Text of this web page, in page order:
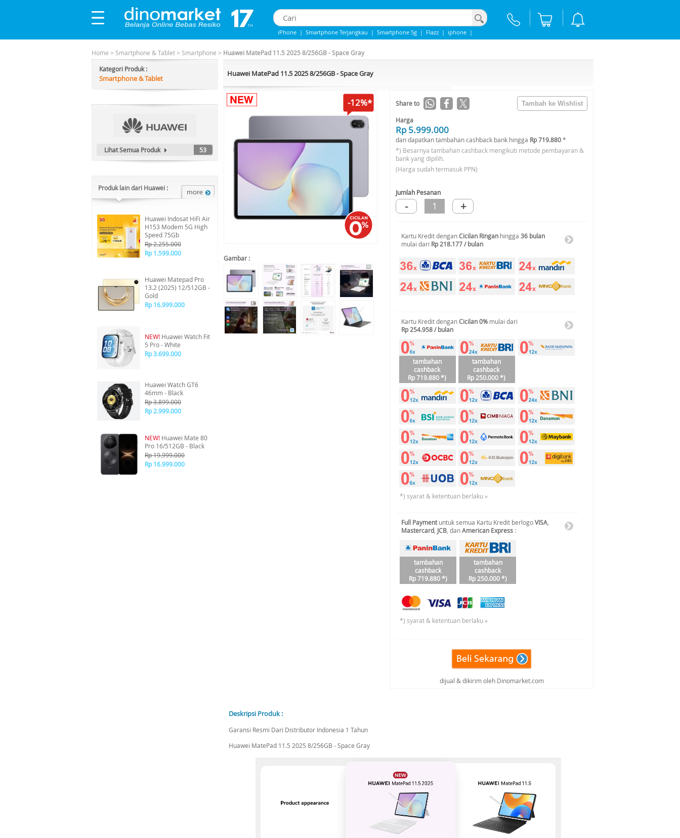
iPhone | Smartphone Terjangkau | Smartphone 5g | Flazz | iphone |
Home > Smartphone & Tablet> Smartphone > Huawei MatePad 11.5 2025 8/256GB - Space Gray
Kategori Produk :
Smartphone & Tablet
Lihat Semua Produk 53
Produk lain dari Huawei :
Huawei Indosat HiFi Air
H153 Modem 5G High
Speed 75Gb
Rp 2.255.000
Rp 1.599.000
Huawei Matepad Pro
13.2 (2025) 12/512GB -
Gold
Rp 16.999.000
NEW! Huawei Watch Fit
5 Pro - White
Rp 3.699.000
Huawei Watch GT6
46mm - Black
Rp 3.899.000
Rp 2.999.000
NEW! Huawei Mate 80
Pro 16/512GB - Black
Rp 19.999.000
Rp 16.999.000
Huawei MatePad 11.5 2025 8/256GB - Space Gray
-12%*
Gambar :
Share to
Harga
Rp 5.999.000
dan dapatkan tambahan cashback bank hingga Rp 719.880*
*) Besarnya tambahan cashback mengikuti metode pembayaran &
bank yang dipilih.
(Harga sudah termasuk PPN)
Jumlah Pesanan
- 1 +
Kartu Kredit denganCicilan Ringan hingga 36 bulan
mulai dari Rp 218.177 / bulan
Kartu Kredit denganCicilan 0% mulai dari
Rp 254.958 / bulan
tambahan
cashback
Rp 719.880 *)
tambahan
cashback
Rp 250.000 *)
*) syarat & ketentuan berlaku »
Full Paymentuntuk semua Kartu Kredit berlogoVISA
Mastercard JCB , danAmerican Express :
tambahan
cashback
Rp 719.880 *)
tambahan
cashback
Rp 250.000 *)
*) syarat & ketentuan berlaku »
dijual & dikirim oleh Dinomarket.com
Deskripsi Produk :
Garansi Resmi Dari Distributor Indonesia 1 Tahun
Huawei MatePad 11.5 2025 8/256GB - Space Gray